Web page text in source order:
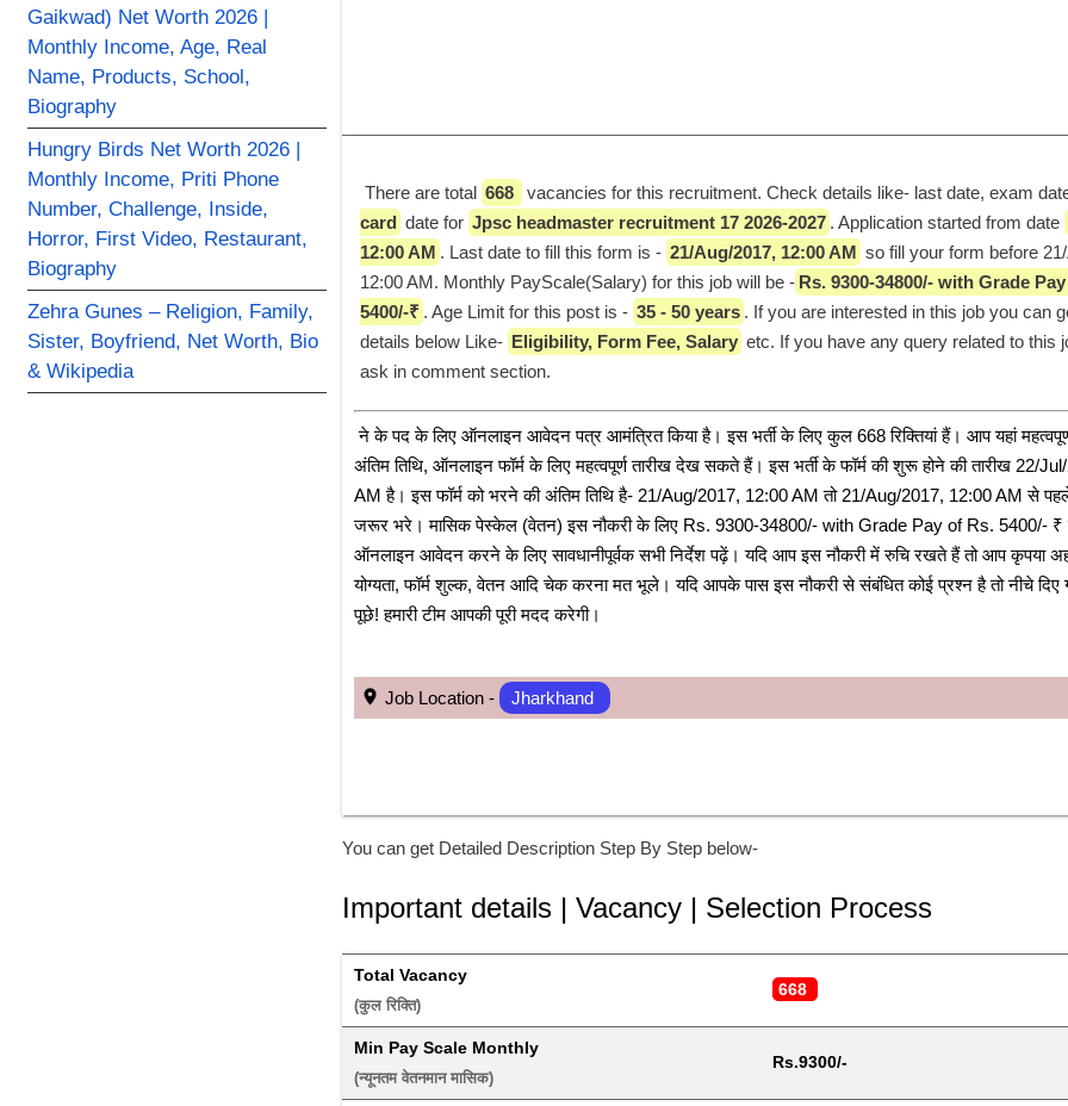
Gaikwad) Net Worth 2026 |
Monthly Income, Age, Real
Name, Products, School,
Biography
Hungry Birds Net Worth 2026 |
Monthly Income, Priti Phone
Number, Challenge, Inside,
Horror, First Video, Restaurant,
Biography
Zehra Gunes – Religion, Family,
Sister, Boyfriend, Net Worth, Bio
& Wikipedia
There are total 668 vacancies for this recruitment. Check details like- last date, exam
card date for Jpsc headmaster recruitment 17 2026-2027 . Application started from date
12:00 AM . Last date to fill this form is - 21/Aug/2017, 12:00 AM so fill your form before
12:00 AM. Monthly PayScale(Salary) for this job will be - Rs. 9300-34800/- with Grade
5400/-₹ . Age Limit for this post is - 35 - 50 years . If you are interested in this job you can
details below Like- Eligibility, Form Fee, Salary etc. If you have any query related to this
ask in comment section.
ने के पद के लिए ऑनलाइन आवेदन पत्र आमंत्रित किया है। इस भर्ती के लिए कुल 668 रिक्तियां हैं। आप यहां
अंतिम तिथि, ऑनलाइन फॉर्म के लिए महत्वपूर्ण तारीख देख सकते हैं। इस भर्ती के फॉर्म की शुरू होने की तारीख 22/
AM है। इस फॉर्म को भरने की अंतिम तिथि है- 21/Aug/2017, 12:00 AM तो 21/Aug/2017, 12:00 AM से पहले
जरूर भरे। मासिक पेस्केल (वेतन) इस नौकरी के लिए Rs. 9300-34800/- with Grade Pay of Rs. 5400/- ₹
ऑनलाइन आवेदन करने के लिए सावधानीपूर्वक सभी निर्देश पढ़ें। यदि आप इस नौकरी में रुचि रखते हैं तो आप कृपया
योग्यता, फॉर्म शुल्क, वेतन आदि चेक करना मत भूले। यदि आपके पास इस नौकरी से संबंधित कोई प्रश्न है तो नीचे
पूछे! हमारी टीम आपकी पूरी मदद करेगी।
Job Location - Jharkhand
You can get Detailed Description Step By Step below-
Important details | Vacancy | Selection Process
Total Vacancy
(कुल रिक्ति)
668
Min Pay Scale Monthly
(न्यूनतम वेतनमान मासिक)
Rs.9300/-